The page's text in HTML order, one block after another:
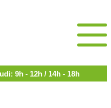
9h - 12h / 14h - 18h